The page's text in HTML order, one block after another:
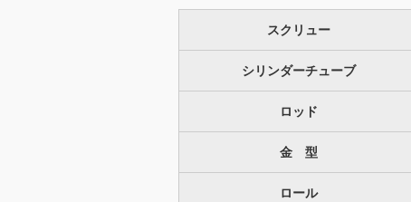
スクリュー
シリンダーチューブ
ロッド
金 型
ロール